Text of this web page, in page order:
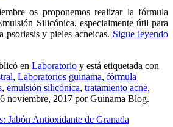
os proponemos realizar la fórmula
Silicónica, especialmente útil para
psoriasis y pieles acneicas. Sigue leyendo
en Laboratorio y está etiquetada con
, Laboratorios guinama, fórmula
, emulsión silicónica, tratamiento acné,
noviembre, 2017 por Guinama Blog.